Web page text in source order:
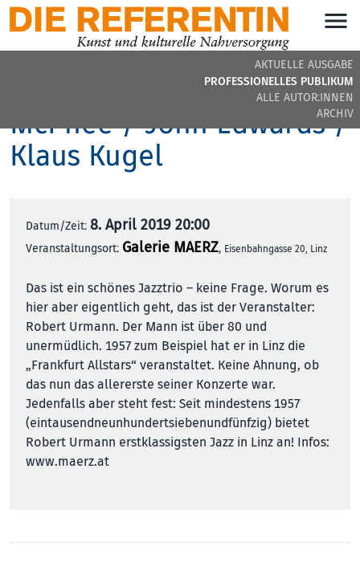
AKTUELLE AUSGABE
PROFESSIONELLES PUBLIKUM
ALLE AUTOR:INNEN
ARCHIV
Jazzkonzert mit Joe
McPhee / John Edwards /
Klaus Kugel
Datum/Zeit: 8. April 2019 20:00
Veranstaltungsort: Galerie MAERZ, Eisenbahngasse 20, Linz
Das ist ein schönes Jazztrio – keine Frage. Worum es
hier aber eigentlich geht, das ist der Veranstalter:
Robert Urmann. Der Mann ist über 80 und
unermüdlich. 1957 zum Beispiel hat er in Linz die
„Frankfurt Allstars“ veranstaltet. Keine Ahnung, ob
das nun das allererste seiner Konzerte war.
Jedenfalls aber steht fest: Seit mindestens 1957
(eintausendneunhundertsiebenundfünfzig) bietet
Robert Urmann erstklassigsten Jazz in Linz an! Infos:
www.maerz.at